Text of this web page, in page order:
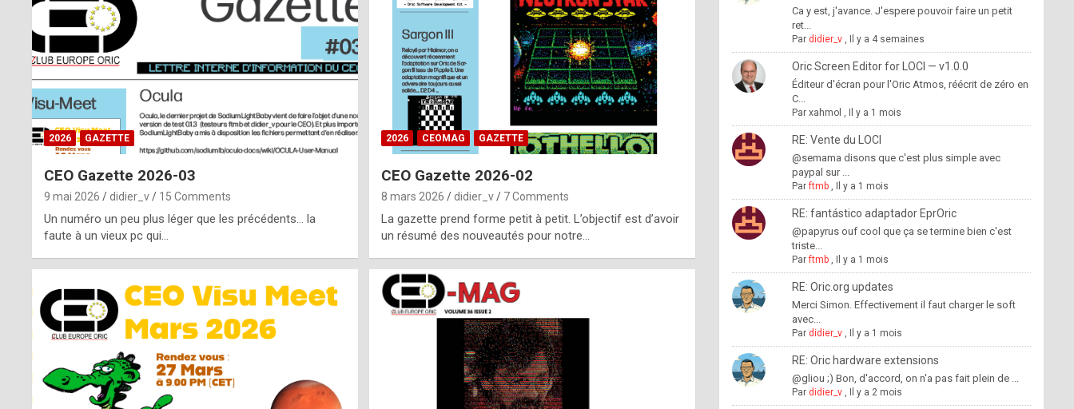
ff
2026 GAZETTE
CEO Gazette 2026-03
9 mai 2026 didier_v 15 Comments
Un numéro un peu plus léger que les précédents… la
faute à un vieux pc qui…
2026 CEOMAG GAZETTE
CEO Gazette 2026-02
8 mars 2026 didier_v 7 Comments
La gazette prend forme petit à petit. L’objectif est d’avoir
un résumé des nouveautés pour notre…
Ca y est, j'avance. J'espere pouvoir faire un petit
ret...
Par didier_v, Il y a 4 semaines
Oric Screen Editor for LOCI — v1.0.0
Éditeur d'écran pour l'Oric Atmos, réécrit de zéro en
C...
Par xahmol , Il y a 1 mois
RE: Vente du LOCI
@semama disons que c'est plus simple avec
paypal sur ...
Parftmb, Il y a 1 mois
RE: fantástico adaptador EprOric
@papyrus ouf cool que ça se termine bien c'est
triste...
Parftmb, Il y a 1 mois
RE: Oric.org updates
Merci Simon. Effectivement il faut charger le soft
avec...
Par didier_v, Il y a 1 mois
RE: Oric hardware extensions
@gliou ;) Bon, d'accord, on n'a pas fait plein de ...
Par didier_v, Il y a 2 mois